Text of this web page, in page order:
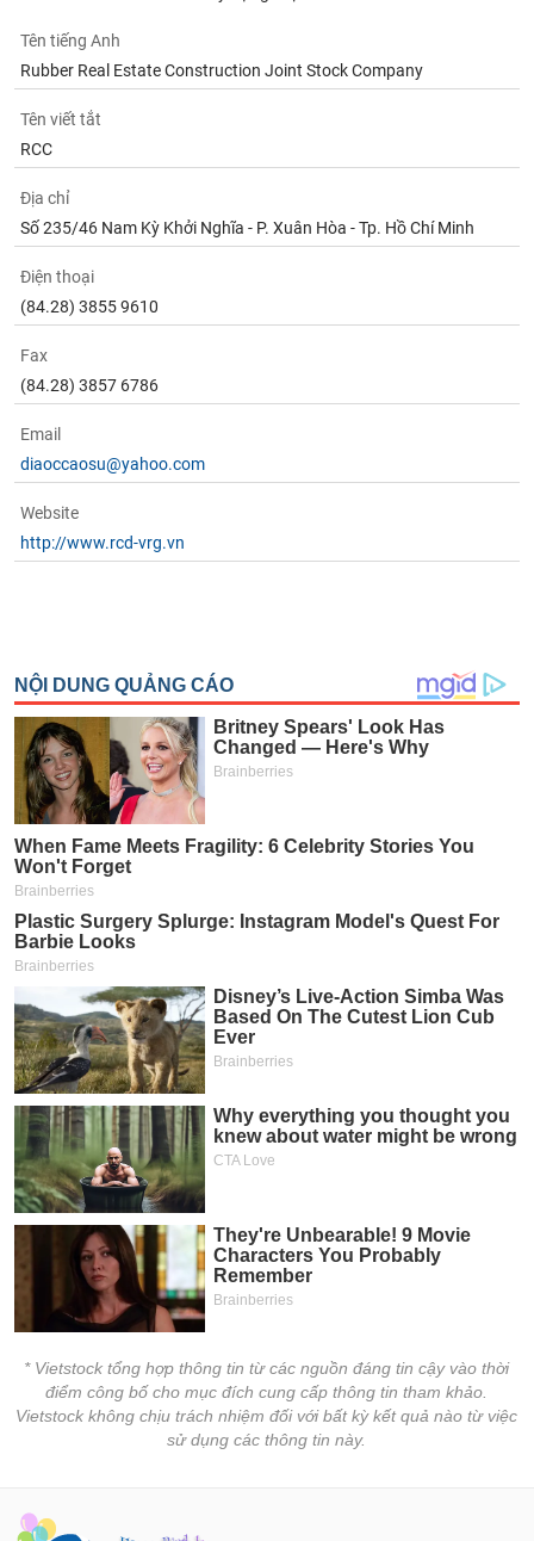
Tên tiếng Anh
Rubber Real Estate Construction Joint Stock Company
Tên viết tắt
RCC
Địa chỉ
Số 235/46 Nam Kỳ Khởi Nghĩa - P. Xuân Hòa - Tp. Hồ Chí Minh
Điện thoại
(84.28) 3855 9610
Fax
(84.28) 3857 6786
Email
diaoccaosu@yahoo.com
Website
http://www.rcd-vrg.vn
* Vietstock tổng hợp thông tin từ các nguồn đáng tin cậy vào thời
điểm công bố cho mục đích cung cấp thông tin tham khảo.
Vietstock không chịu trách nhiệm đối với bất kỳ kết quả nào từ việc
sử dụng các thông tin này.